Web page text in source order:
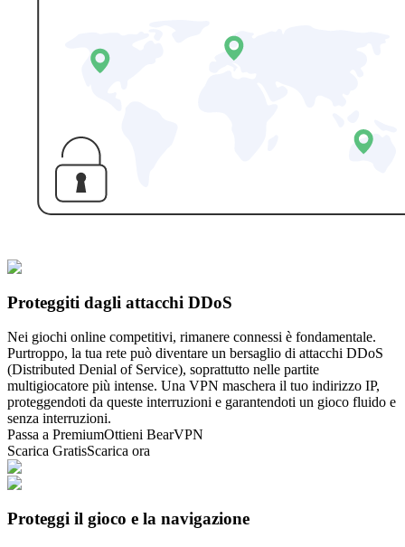
Proteggiti dagli attacchi DDoS
Nei giochi online competitivi, rimanere connessi è fondamentale.
Purtroppo, la tua rete può diventare un bersaglio di attacchi DDoS
(Distributed Denial of Service), soprattutto nelle partite
multigiocatore più intense. Una VPN maschera il tuo indirizzo IP,
proteggendoti da queste interruzioni e garantendoti un gioco fluido e
senza interruzioni.
Passa a PremiumOttieni BearVPN
Scarica GratisScarica ora
Proteggi il gioco e la navigazione